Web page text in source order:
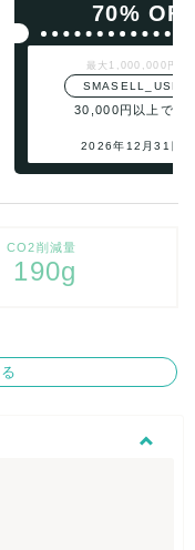
70%
最大1,000,000円
30,000円以上で利
2026年12月31日
削減量
190g